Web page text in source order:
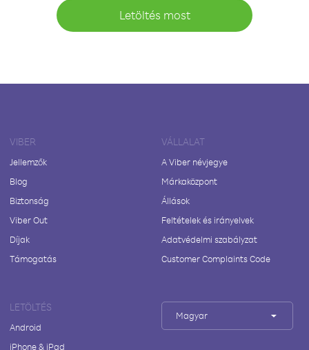
Letöltés most
VIBER
Jellemzők
Blog
Biztonság
Viber Out
Díjak
Támogatás
VÁLLALAT
A Viber névjegye
Márkaközpont
Állások
Feltételek és irányelvek
Adatvédelmi szabályzat
Customer Complaints Code
LETÖLTÉS
Android
iPhone & iPad
Magyar